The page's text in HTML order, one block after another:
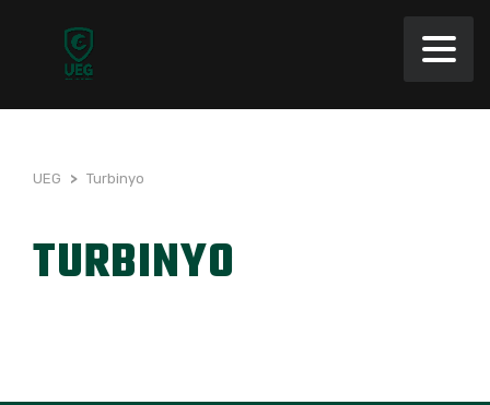
UEG > Turbinyo
TURBINYO